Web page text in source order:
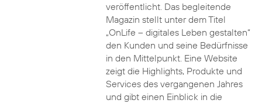
veröffentlicht. Das begleitende
Magazin stellt unter dem Titel
„OnLife – digitales Leben gestalten“
den Kunden und seine Bedürfnisse
in den Mittelpunkt. Eine Website
zeigt die Highlights, Produkte und
Services des vergangenen Jahres
und gibt einen Einblick in die